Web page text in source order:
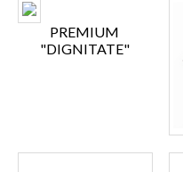
PREMIUM
"DIGNITATE"